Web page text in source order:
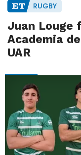
RUGBY
Juan Louge
Academia
UAR